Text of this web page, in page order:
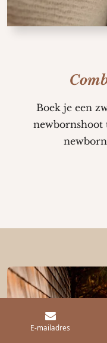
Boek je een
newbornshoot
E-mailadres